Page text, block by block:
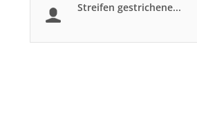
Streifen gestrichene...